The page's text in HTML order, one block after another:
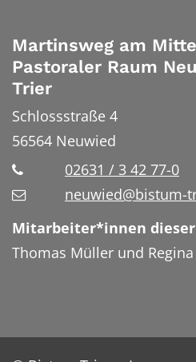
Martinsweg am
Pastoraler Raum
Trier
Schlossstraße 4
56564 Neuwied
02631 / 3 42 77-0
neuwied@bistum-
Mitarbeiter*innen dieser
Thomas Müller und